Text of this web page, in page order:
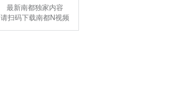
最新南都独家内容
请扫码下载南都N视频